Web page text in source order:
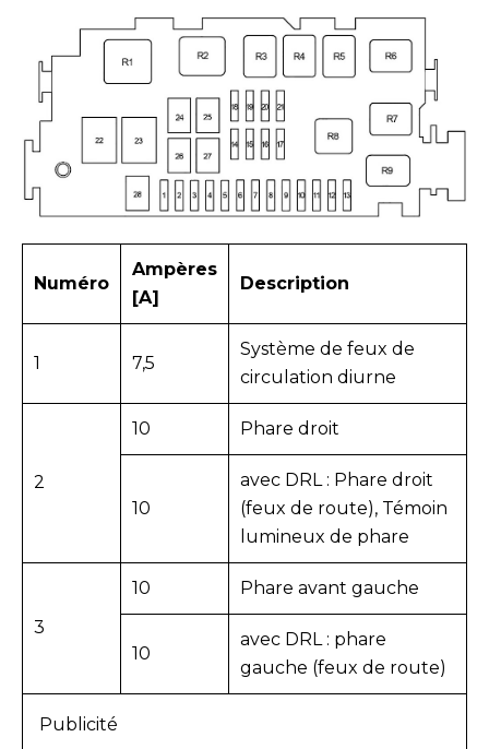
Numéro
Ampères
[A]
Description
1 7,5
Système de feux de
circulation diurne
2
10 Phare droit
10
avec DRL : Phare droit
(feux de route), Témoin
lumineux de phare
3
10 Phare avant gauche
10
avec DRL : phare
gauche (feux de route)
Publicité